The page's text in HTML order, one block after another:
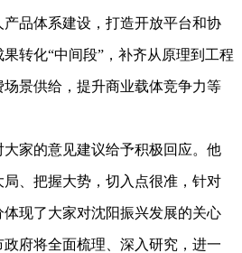
品体系建设，打造开放平台和协
转化“中间段”，补齐从原理到工程
景供给，提升商业载体竞争力等
家的意见建议给予积极回应。他
、把握大势，切入点很准，针对
现了大家对沈阳振兴发展的关心
府将全面梳理、深入研究，进一